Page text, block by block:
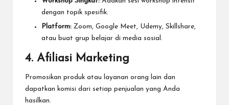
dengan topik spesifik.
Platform: Zoom, Google Meet, Udemy, Skillshare,
atau buat grup belajar di media sosial.
4. Afiliasi Marketing
Promosikan produk atau layanan orang lain dan
dapatkan komisi dari setiap penjualan yang Anda
hasilkan.